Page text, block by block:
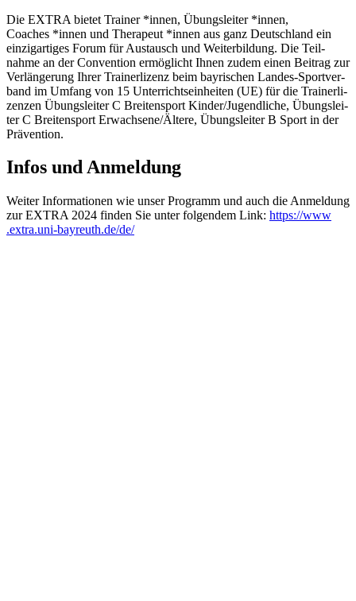
Die EXTRA bietet Trai­ner *innen, Übungs­lei­ter *innen,
Coaches *innen und Thera­peut *innen aus ganz Deutsch­land ein
einzig­ar­ti­ges Forum für Austausch und Weiter­bil­dung. Die Teil­
nahme an der Conven­tion ermög­licht Ihnen zudem einen Beitrag zur
Verlän­ge­rung Ihrer Trai­ner­li­zenz beim bayri­schen Landes-Sport­ver­
band im Umfang von 15 Unter­richts­ein­hei­ten (UE) für die Trai­ner­li­
zen­zen Übungs­lei­ter C Brei­ten­sport Kinder/​Jugendliche, Übungs­lei­
ter C Brei­ten­sport Erwachsene/​Ältere, Übungs­lei­ter B Sport in der
Prävention.
Infos und Anmeldung
Weiter Infor­ma­tio­nen wie unser Programm und auch die Anmel­dung
zur EXTRA 2024 finden Sie unter folgen­dem Link: https://​www​
.extra​.uni​-bayreuth​.de/​de/